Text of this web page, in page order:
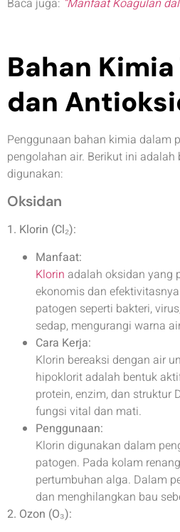
Baca juga: “Manfaat Koagulan
Bahan
dan
Penggunaan bahan kimia dalam
pengolahan air. Berikut ini
digunakan:
Oksidan
1. Klorin (Cl₂):
Manfaat:
Klorin adalah oksidan yang
ekonomis dan
patogen seperti bakteri,
sedap, mengurangi warna
Cara Kerja:
Klorin bereaksi dengan air
hipoklorit adalah bentuk
protein, enzim, dan struktur
fungsi vital dan mati.
Penggunaan:
Klorin digunakan dalam
patogen. Pada kolam
pertumbuhan alga. Dalam
dan menghilangkan bau
2. Ozon (O₃):